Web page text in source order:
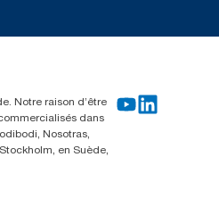
Notre raison d’être
dans
Nosotras,
en Suède,